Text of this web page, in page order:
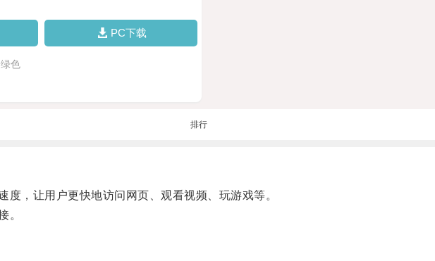
PC下载
色
排行
，让用户更快地访问网页、观看视频、玩游戏等。
。